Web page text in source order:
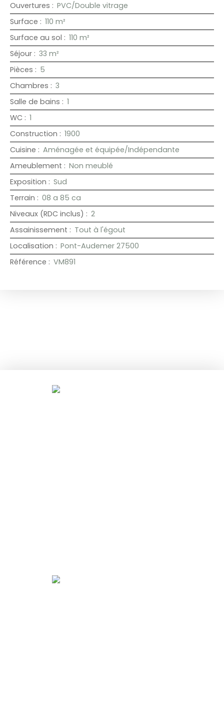
Ouvertures : PVC/Double vitrage
Surface : 110 m²
Surface au sol : 110 m²
Séjour : 33 m²
Pièces : 5
Chambres : 3
Salle de bains : 1
WC : 1
Construction : 1900
Cuisine : Aménagée et équipée/Indépendante
Ameublement : Non meublé
Exposition : Sud
Terrain : 08 a 85 ca
Niveaux (RDC inclus) : 2
Assainissement : Tout à l'égout
Localisation : Pont-Audemer 27500
Référence : VM891